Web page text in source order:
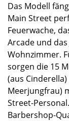
Das Modell
Main Street
Feuerwache,
Arcade und
Wohnzimmer.
sorgen die 15
(aus
Meerjungfrau)
Street-
Barbershop-